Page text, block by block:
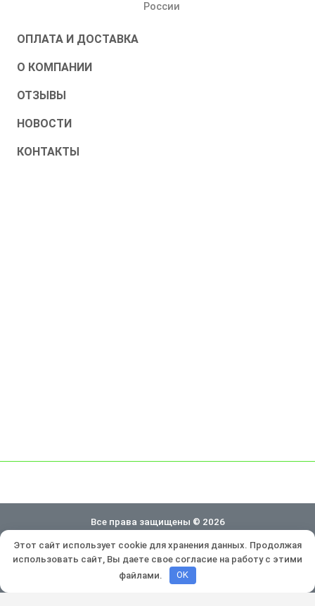
России
ОПЛАТА И ДОСТАВКА
О КОМПАНИИ
ОТЗЫВЫ
НОВОСТИ
КОНТАКТЫ
Все права защищены © 2026
Политика конфиденциальности
Разработка и продвижение:
Этот сайт использует cookie для хранения данных. Продолжая
использовать сайт, Вы даете свое согласие на работу с этими
файлами.
OK